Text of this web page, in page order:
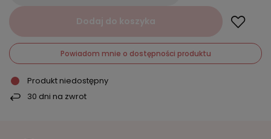
Dodaj do koszyka
Powiadom mnie o dostępności produktu
Produkt niedostępny
30 dni na zwrot